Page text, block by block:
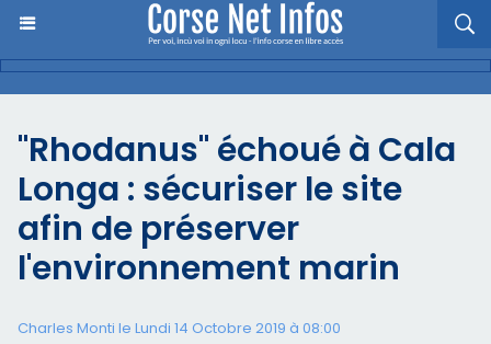
"Rhodanus" échoué à Cala
Longa : sécuriser le site
afin de préserver
l'environnement marin
Charles Monti le Lundi 14 Octobre 2019 à 08:00